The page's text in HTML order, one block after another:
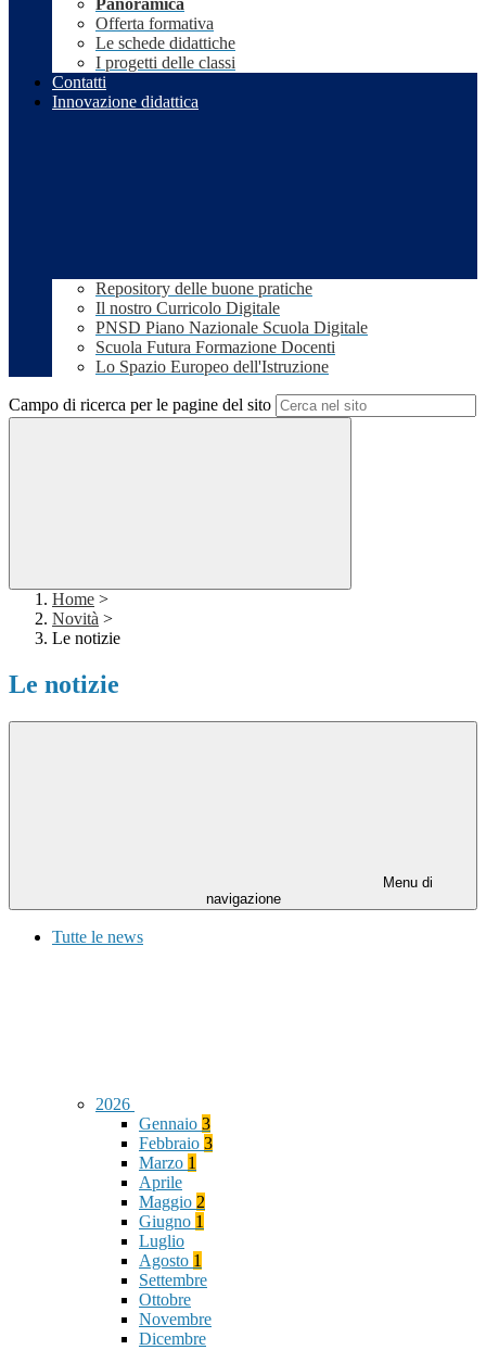
Panoramica
Offerta formativa
Le schede didattiche
I progetti delle classi
Contatti
Innovazione didattica
Repository delle buone pratiche
Il nostro Curricolo Digitale
PNSD Piano Nazionale Scuola Digitale
Scuola Futura Formazione Docenti
Lo Spazio Europeo dell'Istruzione
Campo di ricerca per le pagine del sito
Home >
Novità >
Le notizie
Le notizie
Menu di
navigazione
Tutte le news
2026
Gennaio 3
Febbraio 3
Marzo 1
Aprile
Maggio 2
Giugno 1
Luglio
Agosto 1
Settembre
Ottobre
Novembre
Dicembre